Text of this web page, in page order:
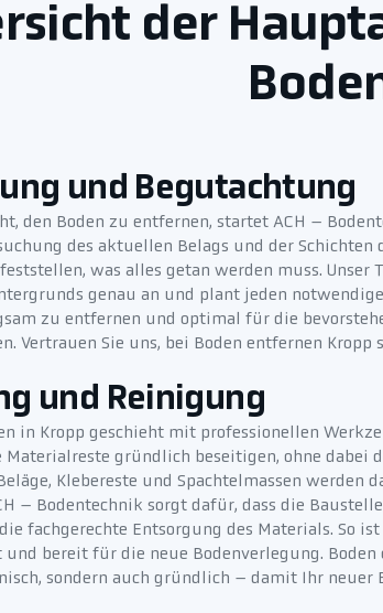
der
und Begutachtung
den Boden zu entfernen, startet ACH –
des aktuellen Belags und der Schichten
was alles getan werden muss. Unser
genau an und plant jeden
zu entfernen und optimal für die
Vertrauen Sie uns, bei Boden entfernen Kropp
und Reinigung
in Kropp geschieht mit professionellen
Materialreste gründlich beseitigen, ohne dabei
Klebereste und Spachtelmassen werden
– Bodentechnik sorgt dafür, dass die
fachgerechte Entsorgung des Materials. So
bereit für die neue Bodenverlegung. Boden
sondern auch gründlich – damit Ihr neuer